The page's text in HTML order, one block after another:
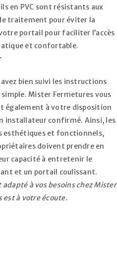
en PVC sont résistants aux
traitement pour éviter la
portail pour faciliter l’accès
et confortable.
bien suivi les instructions
Mister Fermetures vous
également à votre disposition
installateur confirmé. Ainsi, les
esthétiques et fonctionnels,
doivent prendre en
capacité à entretenir le
et un portail coulissant.
à vos besoins chez Mister
à votre écoute.